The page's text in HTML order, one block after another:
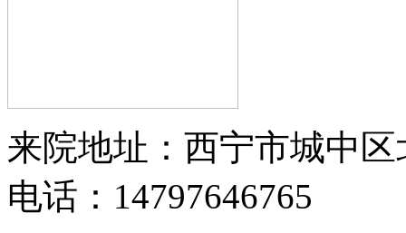
来院地址：西宁市城中区
电话：14797646765